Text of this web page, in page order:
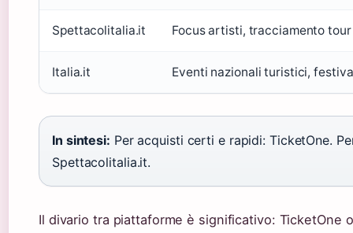
Spettacolitalia.it Focus artisti, tracciamento
Italia.it Eventi nazionali turistici,
In sintesi: Per acquisti certi e rapidi: TicketOne.
Spettacolitalia.it.
Il divario tra piattaforme è significativo: